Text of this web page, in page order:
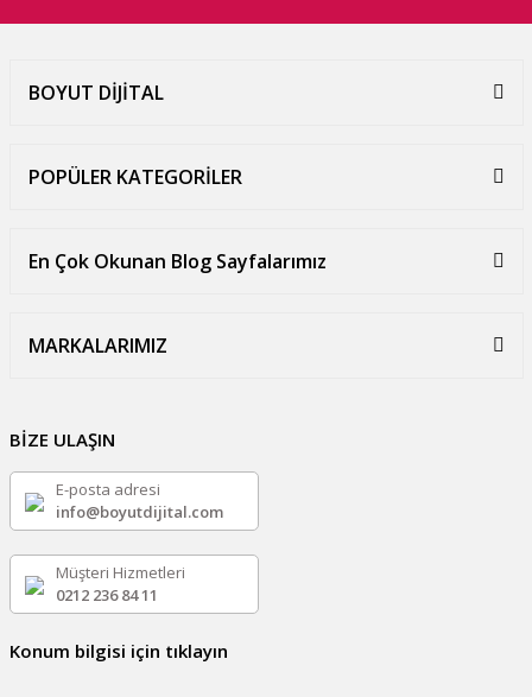
BOYUT DİJİTAL
POPÜLER KATEGORİLER
En Çok Okunan Blog Sayfalarımız
MARKALARIMIZ
BİZE ULAŞIN
E-posta adresi
info@boyutdijital.com
Müşteri Hizmetleri
0212 236 84 11
Konum bilgisi için tıklayın